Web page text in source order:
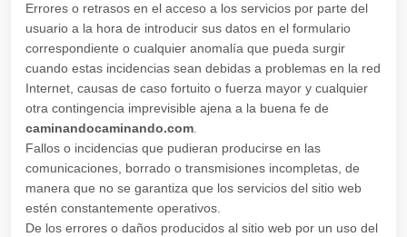
Errores o retrasos en el acceso a los servicios por parte del
usuario a la hora de introducir sus datos en el formulario
correspondiente o cualquier anomalía que pueda surgir
cuando estas incidencias sean debidas a problemas en la red
Internet, causas de caso fortuito o fuerza mayor y cualquier
otra contingencia imprevisible ajena a la buena fe de
caminandocaminando.com
Fallos o incidencias que pudieran producirse en las
comunicaciones, borrado o transmisiones incompletas, de
manera que no se garantiza que los servicios del sitio web
estén constantemente operativos.
De los errores o daños producidos al sitio web por un uso del